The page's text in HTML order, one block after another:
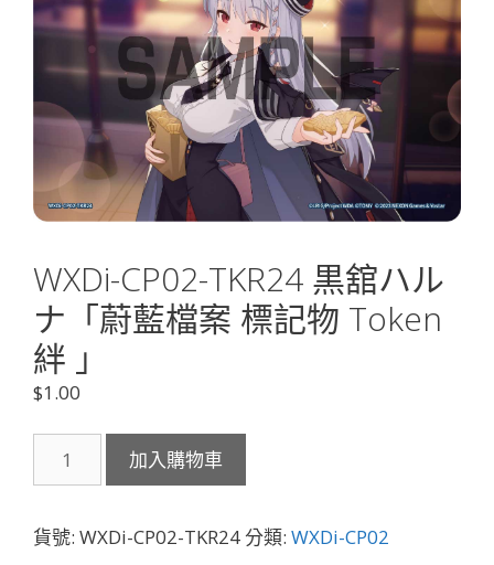
WXDi-CP02-TKR24 黒舘ハル
ナ「蔚藍檔案 標記物 Token
絆 」
$1.00
CP02-
黒
加入購物車
貨號: WXDi-CP02-TKR24分類: WXDi-CP02